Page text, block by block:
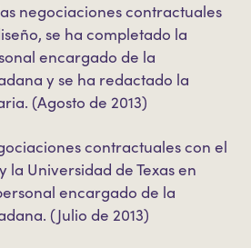
negociaciones contractuales
se ha completado la
encargado de la
y se ha redactado la
(Agosto de 2013)
contractuales con el
la Universidad de Texas en
encargado de la
(Julio de 2013)